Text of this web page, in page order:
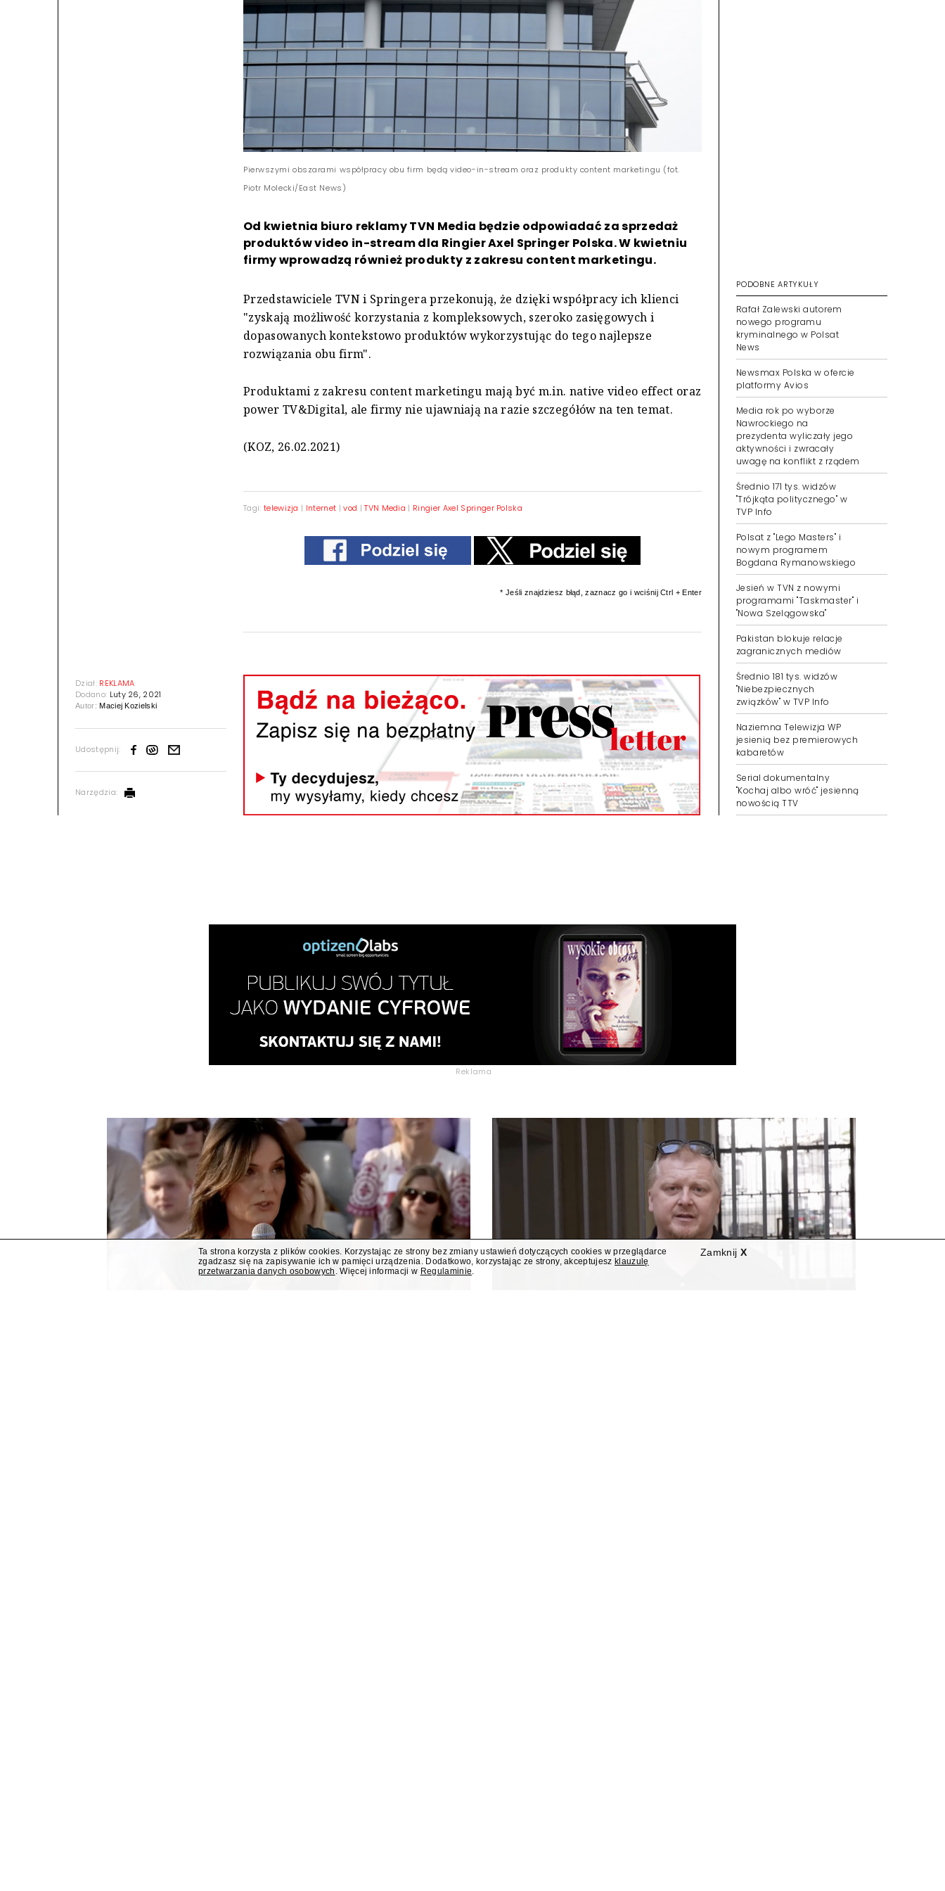
Dział: REKLAMA
Dodano: Luty 26, 2021
Autor:Maciej Kozielski
Udostępnij:
Narzędzia:
Pierwszymi obszarami współpracy obu firm będą video-in-stream oraz produkty content marketingu (fot.
Piotr Molecki/East News)
Od kwietnia biuro reklamy TVN Media będzie odpowiadać za sprzedaż
produktów video in-stream dla Ringier Axel Springer Polska. W kwietniu
firmy wprowadzą również produkty z zakresu content marketingu.
Przedstawiciele TVN i Springera przekonują, że dzięki współpracy ich klienci
"zyskają możliwość korzystania z kompleksowych, szeroko zasięgowych i
dopasowanych kontekstowo produktów wykorzystując do tego najlepsze
rozwiązania obu firm".
Produktami z zakresu content marketingu mają być m.in. native video effect oraz
power TV&Digital, ale firmy nie ujawniają na razie szczegółów na ten temat.
(KOZ, 26.02.2021)
Tagi: telewizja | Internet |vod |TVN Media | Ringier Axel Springer Polska
* Jeśli znajdziesz błąd, zaznacz go i wciśnij Ctrl + Enter
PODOBNE ARTYKUŁY
Rafał Zalewski autorem
nowego programu
kryminalnego w Polsat
News
Newsmax Polska w ofercie
platformy Avios
Media rok po wyborze
Nawrockiego na
prezydenta wyliczały jego
aktywności i zwracały
uwagę na konflikt z rządem
Średnio 171 tys. widzów
"Trójkąta politycznego" w
TVP Info
Polsat z "Lego Masters" i
nowym programem
Bogdana Rymanowskiego
Jesień w TVN z nowymi
programami "Taskmaster" i
"Nowa Szelągowska"
Pakistan blokuje relacje
zagranicznych mediów
Średnio 181 tys. widzów
"Niebezpiecznych
związków" w TVP Info
Naziemna Telewizja WP
jesienią bez premierowych
kabaretów
Serial dokumentalny
"Kochaj albo wróć" jesienną
nowością TTV
Reklama
Zamknij X
Ta strona korzysta z plików cookies. Korzystając ze strony bez zmiany ustawień dotyczących cookies w przeglądarce
zgadzasz się na zapisywanie ich w pamięci urządzenia. Dodatkowo, korzystając ze strony, akceptujesz klauzulę
przetwarzania danych osobowych . Więcej informacji w Regulaminie.